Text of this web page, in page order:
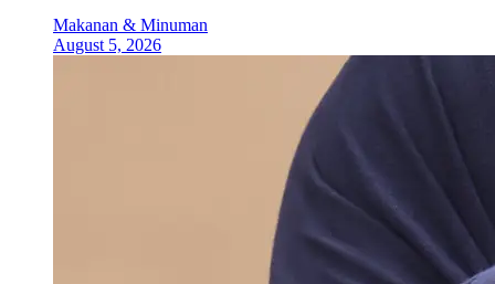
Makanan & Minuman
August 5, 2026